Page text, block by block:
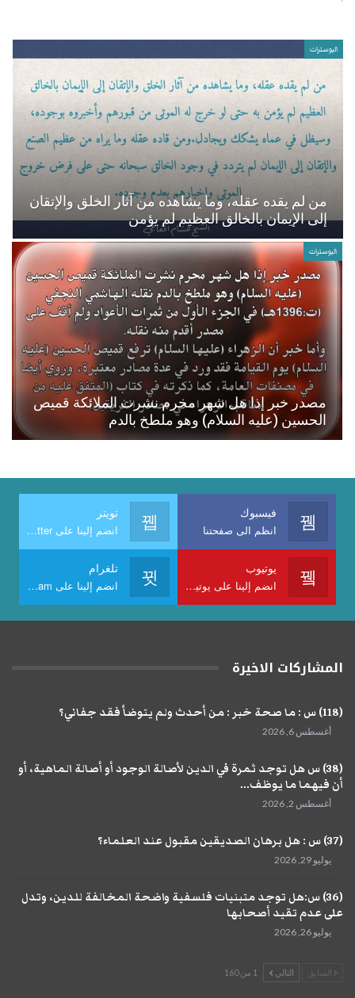
البوسترات
من لم يقده عقله، وما يشاهده من آثار الخلق والإتقان
إلى الإيمان بالخالق العظيم لم يؤمن
البوسترات
مصدر خبر إذا هل شهر محرم نشرت الملائكة قميص
الحسين (عليه السلام) وهو ملطخ بالدم
فيسبوك
انظم الى صفحتنا
تويتر
انضم إلينا على Twitter
يوتيوب
انضم إلينا على يوتيوب
تلغرام
انضم إلينا على Telegram
المشاركات الاخيرة
(118) س : ما صحة خبر : من أحدث ولم يتوضأ فقد جفاني؟
أغسطس 6, 2026
(38) س هل توجد ثمرة في الدين لأصالة الوجود أو أصالة الماهية، أو
أن فيهما ما يوظف...
أغسطس 2, 2026
(37) س : هل برهان الصديقين مقبول عند العلماء؟
يوليو 29, 2026
(36) س:هل توجد متبنيات فلسفية واضحة المخالفة للدين، وتدل
على عدم تقيد أصحابها
يوليو 26, 2026
السابق التالي 1 من 160